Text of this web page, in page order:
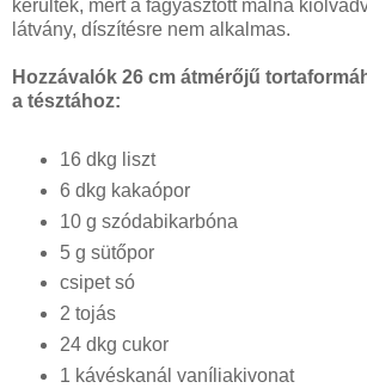
kerültek, mert a fagyasztott málna
látvány, díszítésre nem alkalmas.
Hozzávalók 26 cm átmérőjű
a tésztához:
16 dkg liszt
6 dkg kakaópor
10 g szódabikarbóna
5 g sütőpor
csipet só
2 tojás
24 dkg cukor
1 kávéskanál vaníliakivonat